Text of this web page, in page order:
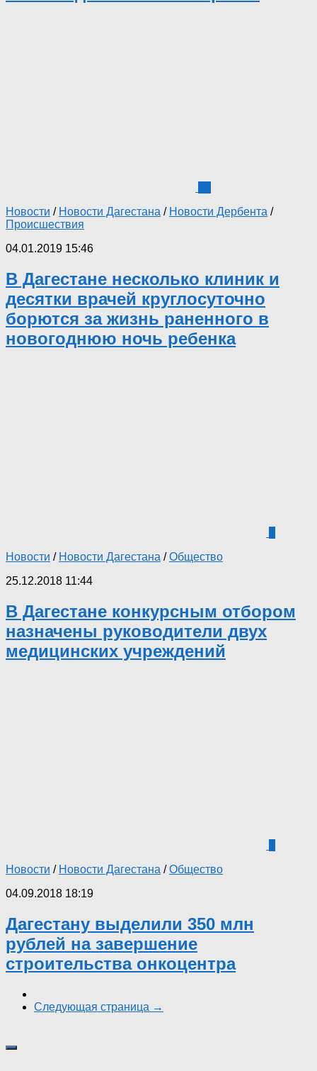
Новости / Новости Дагестана / Новости Дербента /
Происшествия
04.01.2019 15:46
В Дагестане несколько клиник и
десятки врачей круглосуточно
борются за жизнь раненного в
новогоднюю ночь ребенка
Новости / Новости Дагестана /Общество
25.12.2018 11:44
В Дагестане конкурсным отбором
назначены руководители двух
медицинских учреждений
Новости / Новости Дагестана /Общество
04.09.2018 18:19
Дагестану выделили 350 млн
рублей на завершение
строительства онкоцентра
Следующая страница →